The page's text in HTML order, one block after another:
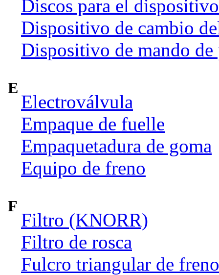
Discos para el
Dispositivo de cambio
Dispositivo de mando de
E
Electroválvula
Empaque de fuelle
Empaquetadura de goma
Equipo de freno
F
Filtro (KNORR)
Filtro de rosca
Fulcro triangular de freno